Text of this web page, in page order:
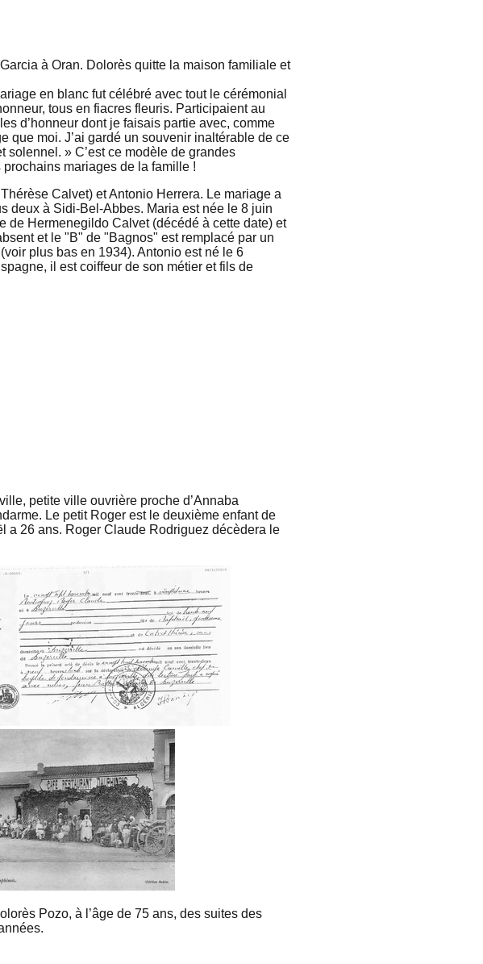
à Oran. Dolorès quitte la maison familiale et
en blanc fut célébré avec tout le cérémonial
tous en fiacres fleuris. Participaient au
d’honneur dont je faisais partie avec, comme
que moi. J’ai gardé un souvenir inaltérable de ce
solennel. » C’est ce modèle de grandes
mariages de la famille !
Calvet) et Antonio Herrera. Le mariage a
deux à Sidi-Bel-Abbes. Maria est née le 8 juin
de Hermenegildo Calvet (décédé à cette date) et
et le "B" de "Bagnos" est remplacé par un
plus bas en 1934). Antonio est né le 6
il est coiffeur de son métier et fils de
petite ville ouvrière proche d’Annaba
Le petit Roger est le deuxième enfant de
a 26 ans. Roger Claude Rodriguez décèdera le
Pozo, à l’âge de 75 ans, des suites des